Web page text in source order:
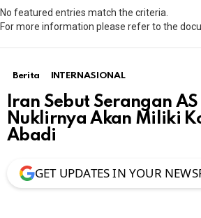
No featured entries match the criteria.
For more information please refer to the
Berita INTERNASIONAL
Iran Sebut Serangan
Nuklirnya Akan Miliki
Abadi
GET UPDATES IN YOUR